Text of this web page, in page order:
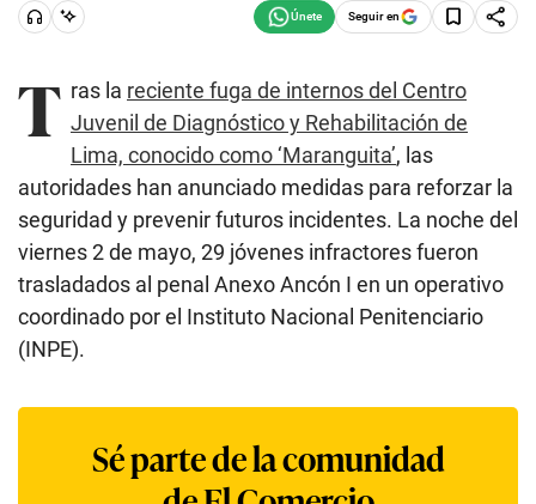
Seguir en
T ras la reciente fuga de internos del Centro
Juvenil de Diagnóstico y Rehabilitación de
Lima, conocido como ‘Maranguita’, las
autoridades han anunciado medidas para reforzar la
seguridad y prevenir futuros incidentes. La noche del
viernes 2 de mayo, 29 jóvenes infractores fueron
trasladados al penal Anexo Ancón I en un operativo
coordinado por el Instituto Nacional Penitenciario
(INPE).